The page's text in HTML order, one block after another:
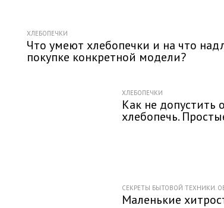
ХЛЕБОПЕЧКИ
Что умеют хлебопечки и на что
покупке конкретной модели?
ХЛЕБОПЕЧКИ
Как не допустить
хлебопечь.
СЕКРЕТЫ БЫТОВОЙ ТЕХНИКИ.
Маленькие